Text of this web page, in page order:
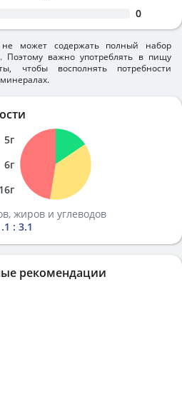
0
не может содержать полный набор
Поэтому важно употреблять в пищу
чтобы восполнять потребности
5г
6г
16г
жиров и углеводов
: 3.1
рекомендации